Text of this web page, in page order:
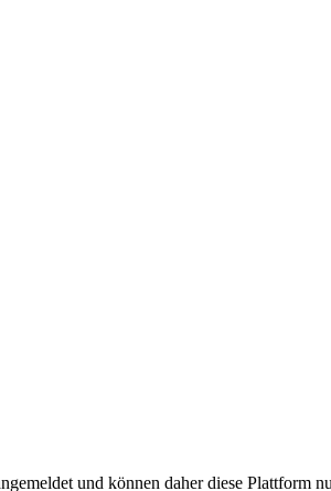
und können daher diese